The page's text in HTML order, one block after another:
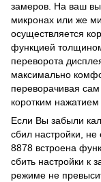
замеров. На ваш
микронах или же
осуществляется
функцией
переворота
максимально
переворачивая
коротким
Если Вы забыли
сбил настройки,
8878 встроена
сбить настройки к
режиме не